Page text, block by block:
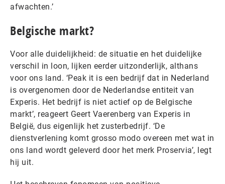
afwachten.’
Belgische markt?
Voor alle duidelijkheid: de situatie en het duidelijke
verschil in loon, lijken eerder uitzonderlijk, althans
voor ons land. ‘Peak it is een bedrijf dat in Nederland
is overgenomen door de Nederlandse entiteit van
Experis. Het bedrijf is niet actief op de Belgische
markt’, reageert Geert Vaerenberg van Experis in
België, dus eigenlijk het zusterbedrijf. ‘De
dienstverlening komt grosso modo overeen met wat in
ons land wordt geleverd door het merk Proservia’, legt
hij uit.